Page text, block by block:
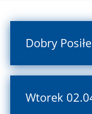
Dobry
Wtorek